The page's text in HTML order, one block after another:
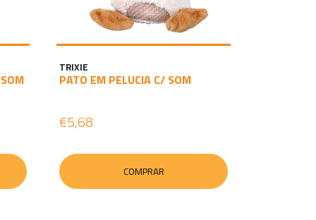
TRIXIE
PATO EM PELUCIA C/ SOM
€5,68
COMPRAR